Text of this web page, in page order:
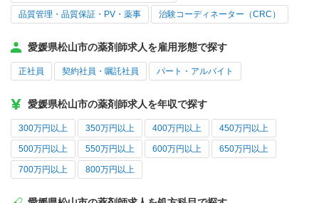
品質管理・品質保証・PV・薬事 治験コーディネーター（CRC）
愛媛県松山市の薬剤師求人を雇用形態で探す
正社員 契約社員・嘱託社員 パート・アルバイト
愛媛県松山市の薬剤師求人を年収で探す
300万円以上 350万円以上 400万円以上 450万円以上
500万円以上 550万円以上 600万円以上 650万円以上
700万円以上 800万円以上